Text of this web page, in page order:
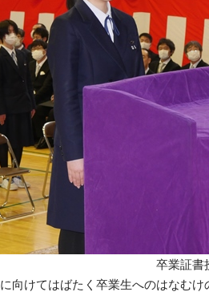
卒業証
向けてはばたく卒業生へのはなむ